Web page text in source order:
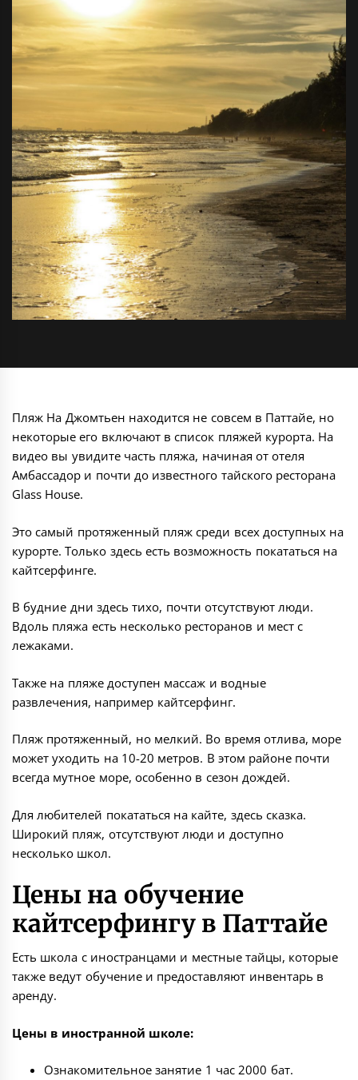
Пляж На Джомтьен находится не совсем в Паттайе, но
некоторые его включают в список пляжей курорта. На
видео вы увидите часть пляжа, начиная от отеля
Амбассадор и почти до известного тайского ресторана
Glass House.
Это самый протяженный пляж среди всех доступных на
курорте. Только здесь есть возможность покататься на
кайтсерфинге.
В будние дни здесь тихо, почти отсутствуют люди.
Вдоль пляжа есть несколько ресторанов и мест с
лежаками.
Также на пляже доступен массаж и водные
развлечения, например кайтсерфинг.
Пляж протяженный, но мелкий. Во время отлива, море
может уходить на 10-20 метров. В этом районе почти
всегда мутное море, особенно в сезон дождей.
Для любителей покататься на кайте, здесь сказка.
Широкий пляж, отсутствуют люди и доступно
несколько школ.
Цены на обучение
кайтсерфингу в Паттайе
Есть школа с иностранцами и местные тайцы, которые
также ведут обучение и предоставляют инвентарь в
аренду.
Цены в иностранной школе:
Ознакомительное занятие 1 час 2000 бат.